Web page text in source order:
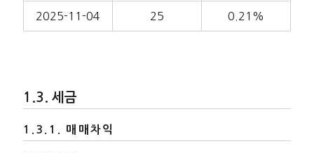
2025-11-04 25 0.21%
세금
매매차익